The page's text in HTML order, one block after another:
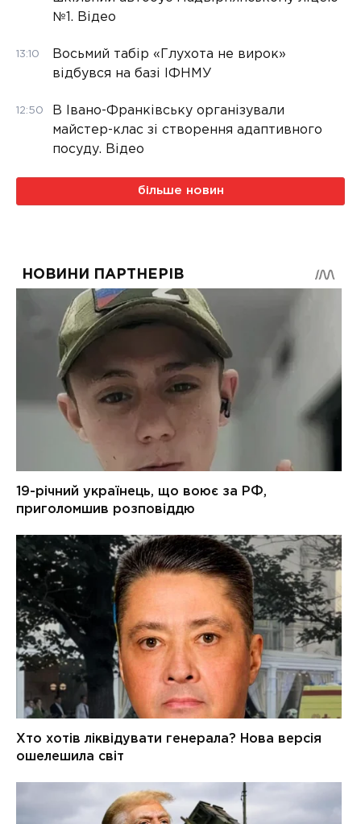
№1. Відео
13:10
Восьмий табір «Глухота не вирок»
відбувся на базі ІФНМУ
12:50
В Івано-Франківську організували
майстер-клас зі створення адаптивного
посуду. Відео
більше новин